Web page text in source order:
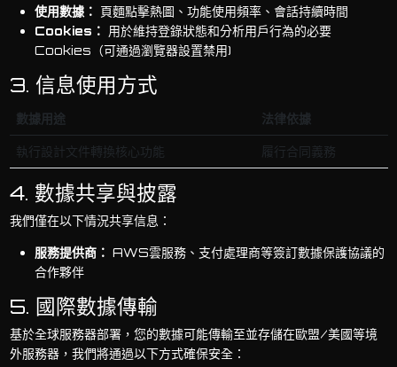
使用數據： 頁麵點擊熱圖、功能使用頻率、會話持續時間
Cookies： 用於維持登錄狀態和分析用戶行為的必要
Cookies（可通過瀏覽器設置禁用)
3. 信息使用方式
數據用途 法律依據
執行設計文件轉換核心功能 履行合同義務
4. 數據共享與披露
我們僅在以下情況共享信息：
服務提供商： AWS雲服務、支付處理商等簽訂數據保護協議的
合作夥伴
5. 國際數據傳輸
基於全球服務器部署，您的數據可能傳輸至並存儲在歐盟/美國等境
外服務器，我們將通過以下方式確保安全：